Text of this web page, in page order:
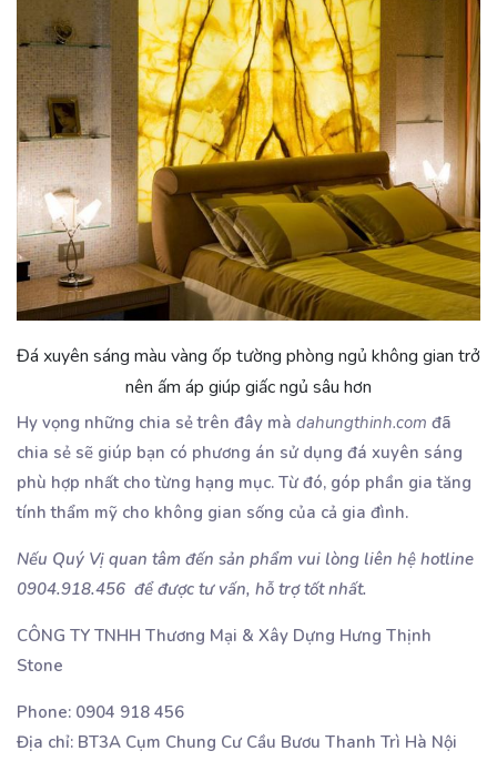
Đá xuyên sáng màu vàng ốp tường phòng ngủ không gian trở
nên ấm áp giúp giấc ngủ sâu hơn
Hy vọng những chia sẻ trên đây mà dahungthinh.com đã
chia sẻ sẽ giúp bạn có phương án sử dụng đá xuyên sáng
phù hợp nhất cho từng hạng mục. Từ đó, góp phần gia tăng
tính thẩm mỹ cho không gian sống của cả gia đình.
Nếu Quý Vị quan tâm đến sản phẩm vui lòng liên hệ hotline
0904.918.456 để được tư vấn, hỗ trợ tốt nhất.
CÔNG TY TNHH Thương Mại & Xây Dựng Hưng Thịnh
Stone
Phone: 0904 918 456
Địa chỉ: BT3A Cụm Chung Cư Cầu Bươu Thanh Trì Hà Nội